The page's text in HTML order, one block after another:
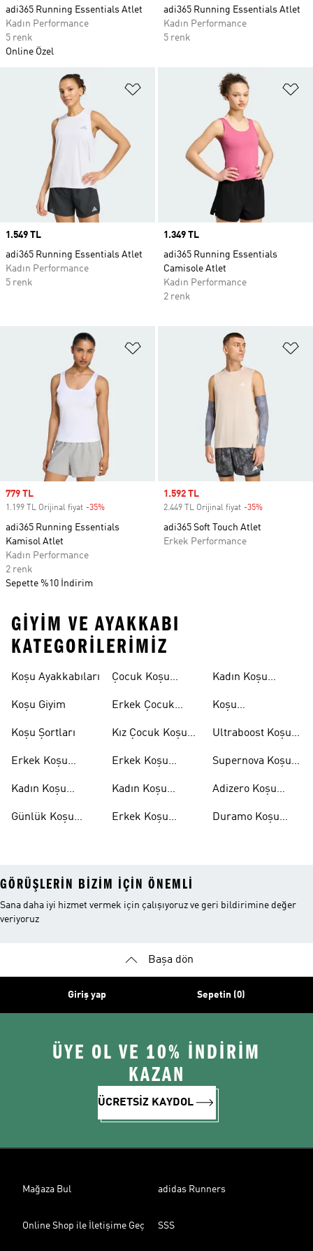
adi365 Running Essentials Atlet
Kadın Performance
5 renk
Online Özel
adi365 Running Essentials Atlet
Kadın Performance
5 renk
Favori Listesine Ekle
Price
1.549 TL
adi365 Running Essentials Atlet
Kadın Performance
5 renk
Price
1.349 TL
adi365 Running Essentials
Camisole Atlet
Kadın Performance
2 renk
Favori Listesine Ekle
Sale price
779 TL
1.199 TL Orijinal fiyat -35%
adi365 Running Essentials
Kamisol Atlet
Kadın Performance
2 renk
Sepette %10 İndirim
Sale price
1.592 TL
2.449 TL Orijinal fiyat -35%
adi365 Soft Touch Atlet
Erkek Performance
GIYIM VE AYAKKABI
KATEGORILERIMIZ
Koşu Ayakkabıları
Koşu Giyim
Koşu Şortları
Erkek Koşu
Kadın Koşu
Günlük Koşu
Çocuk Koşu
Erkek Çocuk
Kız Çocuk Koşu
Erkek Koşu
Kadın Koşu
Erkek Koşu
Kadın Koşu
Koşu
Ultraboost Koşu
Supernova Koşu
Adizero Koşu
Duramo Koşu
GÖRÜŞLERIN BIZIM IÇIN ÖNEMLI
Sana daha iyi hizmet vermek için çalışıyoruz ve geri bildirimine değer
veriyoruz
Başa dön
Giriş yap Sepetin (0)
ÜYE OL VE 10% İNDİRİM
KAZAN
ÜCRETSİZ KAYDOL
Mağaza Bul adidas Runners
Online Shop ile İletişime Geç SSS